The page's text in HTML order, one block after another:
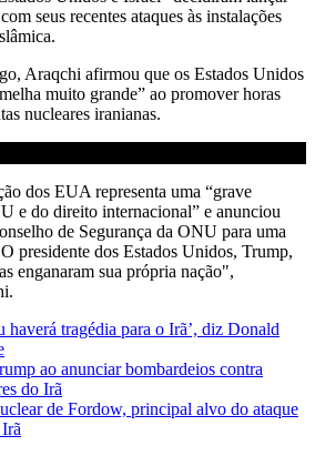
seus recentes ataques às instalações
Araqchi afirmou que os Estados Unidos
muito grande” ao promover horas
nucleares iranianas.
dos EUA representa uma “grave
e do direito internacional” e anunciou
de Segurança da ONU para uma
presidente dos Estados Unidos, Trump,
enganaram sua própria nação",
haverá tragédia para o Irã’, diz Donald
ao anunciar bombardeios contra
do Irã
de Fordow, principal alvo do ataque